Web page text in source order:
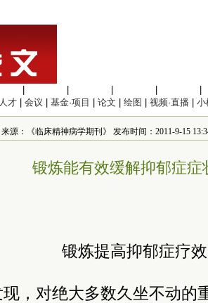
人才 会议 基金·项目 论文 绘图 视频·直播 小
源：《临床精神病学期刊》 发布时间：2011-9-15
锻炼能有效缓解抑郁症症
锻炼提高抑郁症疗效
，对绝大多数久坐不动的